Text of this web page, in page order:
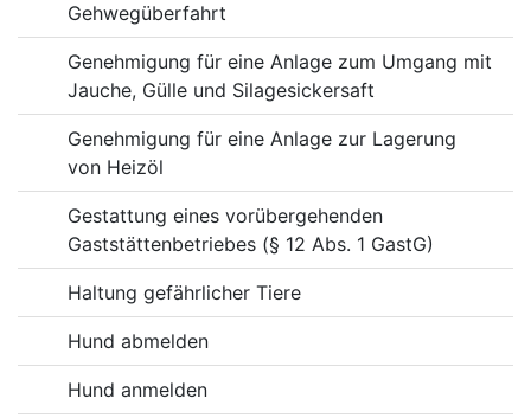
Gehwegüberfahrt
Genehmigung für eine Anlage zum Umgang mit
Jauche, Gülle und Silagesickersaft
Genehmigung für eine Anlage zur Lagerung
von Heizöl
Gestattung eines vorübergehenden
Gaststättenbetriebes (§ 12 Abs. 1 GastG)
Haltung gefährlicher Tiere
Hund abmelden
Hund anmelden